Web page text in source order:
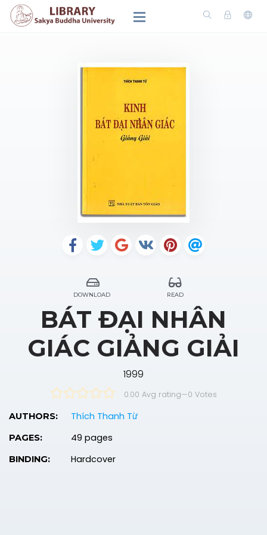
DOWNLOAD READ
BÁT ĐẠI NHÂN
GIÁC GIẢNG GIẢI
1999
0.00 Avg rating—0 Votes
AUTHORS: Thích Thanh Từ
PAGES: 49 pages
BINDING: Hardcover